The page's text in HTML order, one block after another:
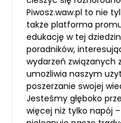
Piwosz.waw.pl to nie
także platforma
edukację w tej
poradników,
wydarzeń związanych
umożliwia naszym
poszerzanie swojej
Jesteśmy głęboko
więcej niż tylko napój